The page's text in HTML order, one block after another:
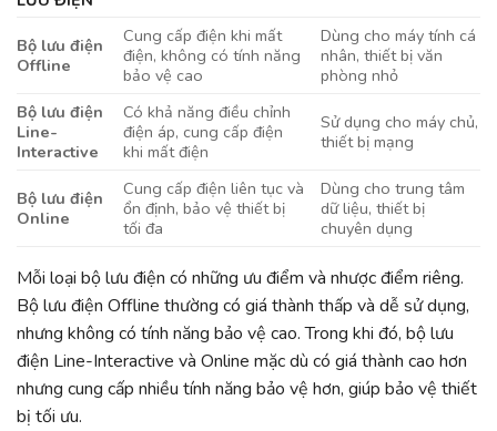
Bộ lưu điện
Offline
Cung cấp điện khi mất
điện, không có tính năng
bảo vệ cao
Dùng cho máy tính cá
nhân, thiết bị văn
phòng nhỏ
Bộ lưu điện
Line-
Interactive
Có khả năng điều chỉnh
điện áp, cung cấp điện
khi mất điện
Sử dụng cho máy chủ,
thiết bị mạng
Bộ lưu điện
Online
Cung cấp điện liên tục và
ổn định, bảo vệ thiết bị
tối đa
Dùng cho trung tâm
dữ liệu, thiết bị
chuyên dụng
Mỗi loại bộ lưu điện có những ưu điểm và nhược điểm riêng.
Bộ lưu điện Offline thường có giá thành thấp và dễ sử dụng,
nhưng không có tính năng bảo vệ cao. Trong khi đó, bộ lưu
điện Line-Interactive và Online mặc dù có giá thành cao hơn
nhưng cung cấp nhiều tính năng bảo vệ hơn, giúp bảo vệ thiết
bị tối ưu.